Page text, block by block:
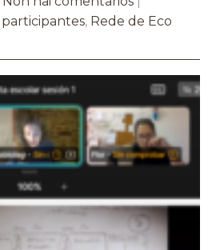
, Rede de Eco